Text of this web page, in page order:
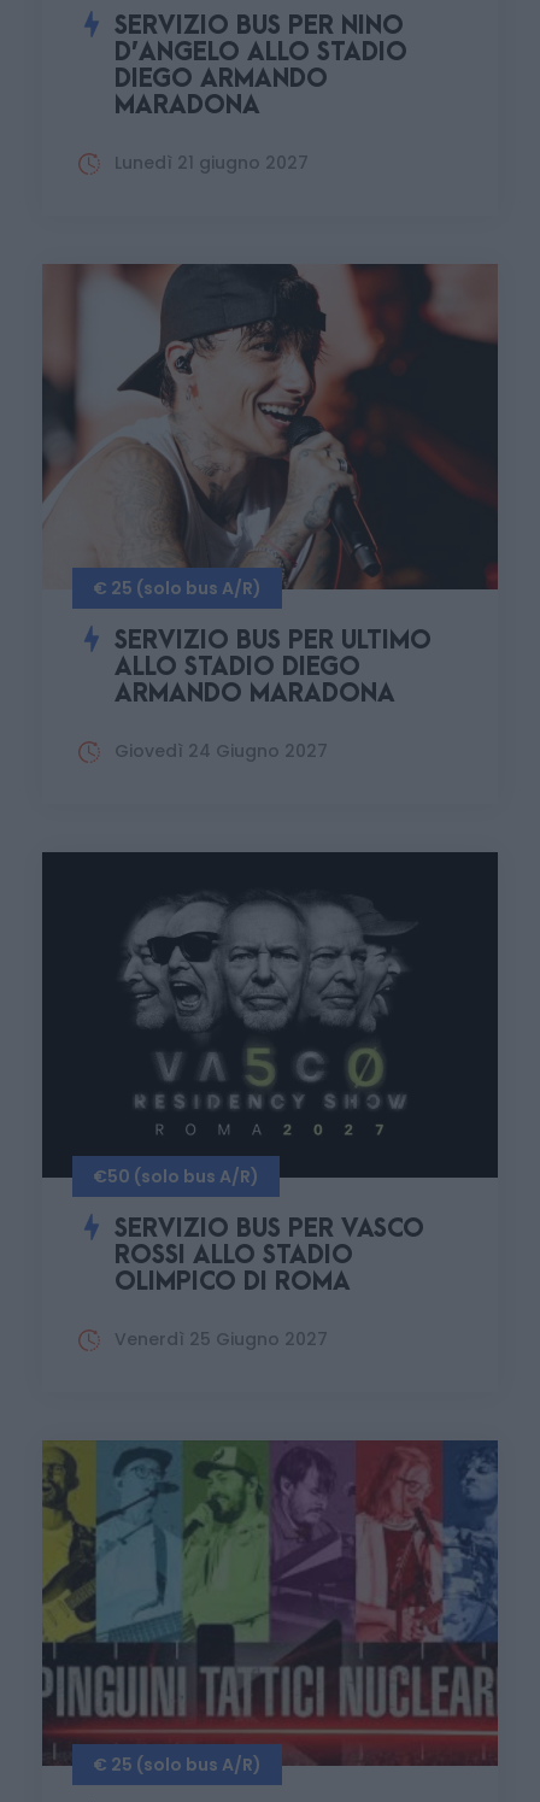
SERVIZIO BUS PER NINO
D’ANGELO ALLO STADIO
DIEGO ARMANDO
MARADONA
Lunedì 21 giugno 2027
€ 25 (solo bus A/R)
SERVIZIO BUS PER ULTIMO
ALLO STADIO DIEGO
ARMANDO MARADONA
Giovedì 24 Giugno 2027
€50 (solo bus A/R)
SERVIZIO BUS PER VASCO
ROSSI ALLO STADIO
OLIMPICO DI ROMA
Venerdì 25 Giugno 2027
€ 25 (solo bus A/R)